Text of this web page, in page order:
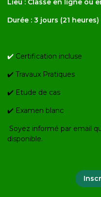
Lieu : Classe en ligne ou
Durée : 3 jours (21 heures)
✔️ Certification incluse
✔️ Travaux Pratiques
✔️ Etude de cas
✔️ Examen blanc
Soyez informé par email
disponible.